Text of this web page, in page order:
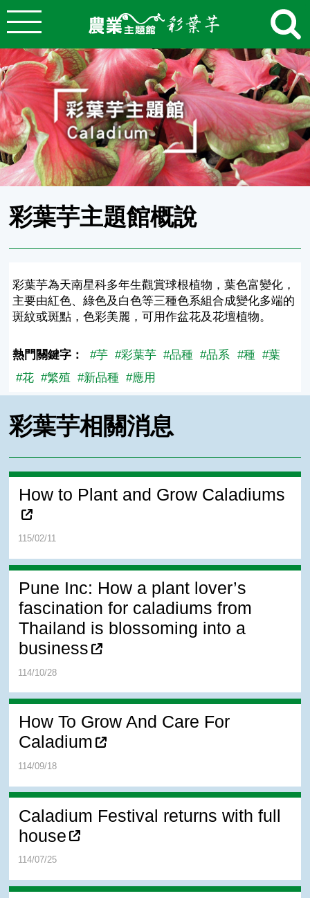
跳到主要內容
農業知識入口網
彩葉芋主題館概說
彩葉芋為天南星科多年生觀賞球根植物，葉色富變化，
主要由紅色、綠色及白色等三種色系組合成變化多端的
斑紋或斑點，色彩美麗，可用作盆花及花壇植物。
熱門關鍵字： #芋 #彩葉芋 #品種 #品系 #種 #葉
#花 #繁殖 #新品種 #應用
彩葉芋相關消息
How to Plant and Grow Caladiums
115/02/11
Pune Inc: How a plant lover’s
fascination for caladiums from
Thailand is blossoming into a
business
114/10/28
How To Grow And Care For
Caladium
114/09/18
Caladium Festival returns with full
house
114/07/25